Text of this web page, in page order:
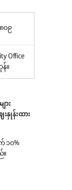
၀၉
Office
။
း
နှုန်းထား
၀%